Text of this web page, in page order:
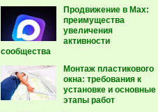
Продвижение в Max:
преимущества
увеличения
активности
сообщества
Монтаж пластикового
окна: требования к
установке и основные
этапы работ